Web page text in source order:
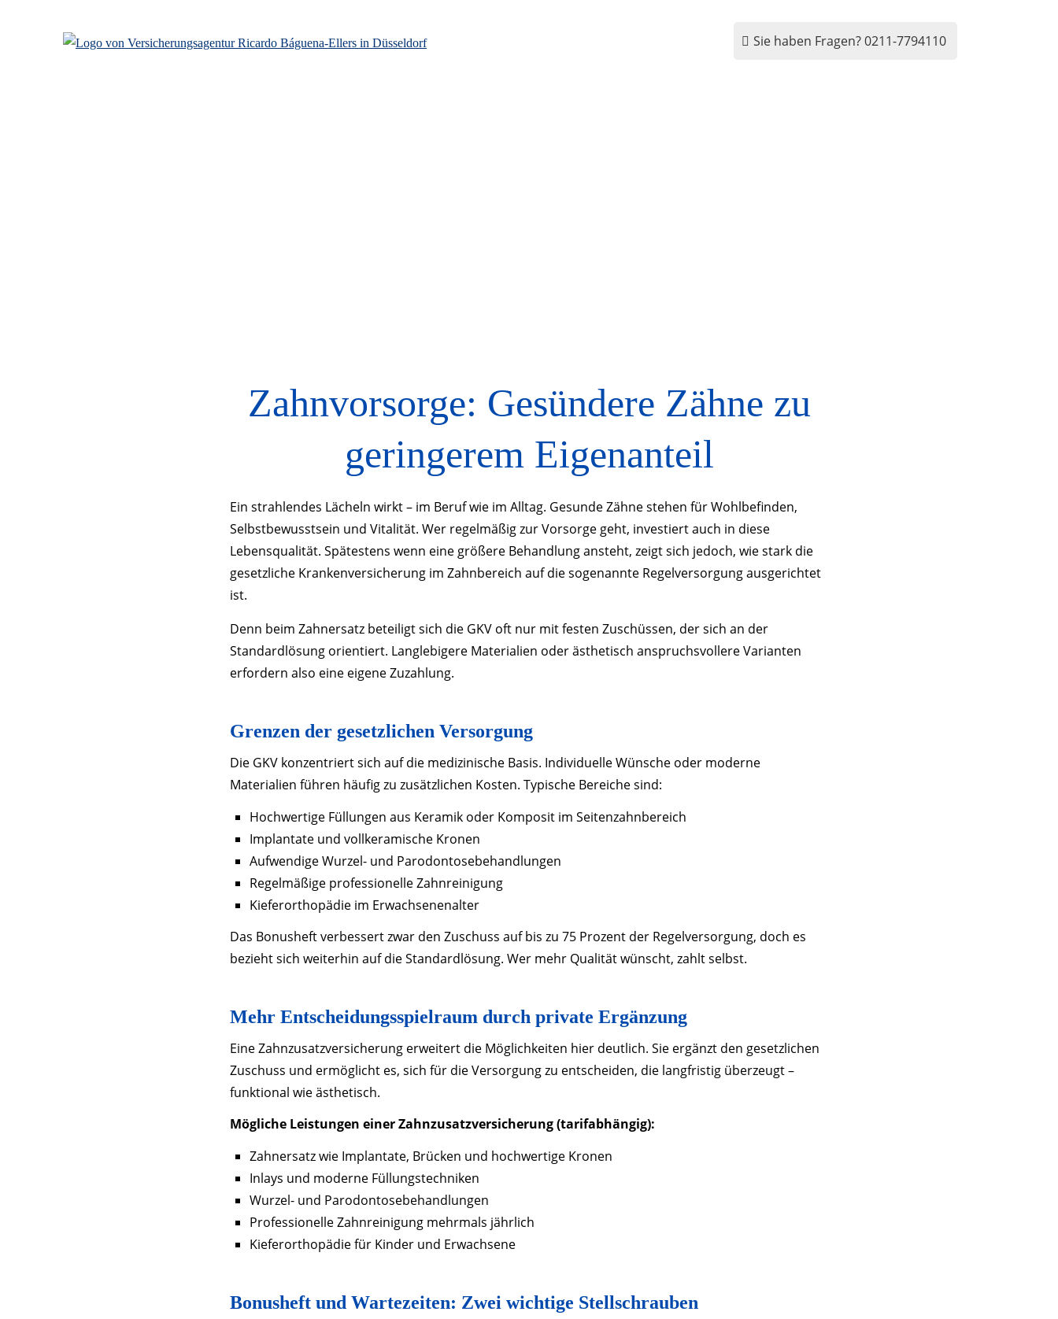
Sie haben Fragen?0211-7794110
Zahnvorsorge: Gesündere Zähne zu
geringerem Eigenanteil
Ein strahlendes Lächeln wirkt – im Beruf wie im Alltag. Gesunde Zähne stehen für Wohlbefinden,
Selbstbewusstsein und Vitalität. Wer regelmäßig zur Vorsorge geht, investiert auch in diese
Lebensqualität. Spätestens wenn eine größere Behandlung ansteht, zeigt sich jedoch, wie stark die
gesetzliche Krankenversicherung im Zahnbereich auf die sogenannte Regelversorgung ausgerichtet
ist.
Denn beim Zahnersatz beteiligt sich die GKV oft nur mit festen Zuschüssen, der sich an der
Standardlösung orientiert. Langlebigere Materialien oder ästhetisch anspruchsvollere Varianten
erfordern also eine eigene Zuzahlung.
Grenzen der gesetzlichen Versorgung
Die GKV konzentriert sich auf die medizinische Basis. Individuelle Wünsche oder moderne
Materialien führen häufig zu zusätzlichen Kosten. Typische Bereiche sind:
Hochwertige Füllungen aus Keramik oder Komposit im Seitenzahnbereich
Implantate und vollkeramische Kronen
Aufwendige Wurzel- und Parodontosebehandlungen
Regelmäßige professionelle Zahnreinigung
Kieferorthopädie im Erwachsenenalter
Das Bonusheft verbessert zwar den Zuschuss auf bis zu 75 Prozent der Regelversorgung, doch es
bezieht sich weiterhin auf die Standardlösung. Wer mehr Qualität wünscht, zahlt selbst.
Mehr Entscheidungsspielraum durch private Ergänzung
Eine Zahnzusatzversicherung erweitert die Möglichkeiten hier deutlich. Sie ergänzt den gesetzlichen
Zuschuss und ermöglicht es, sich für die Versorgung zu entscheiden, die langfristig überzeugt –
funktional wie ästhetisch.
Mögliche Leistungen einer Zahnzusatzversicherung (tarifabhängig):
Zahnersatz wie Implantate, Brücken und hochwertige Kronen
Inlays und moderne Füllungstechniken
Wurzel- und Parodontosebehandlungen
Professionelle Zahnreinigung mehrmals jährlich
Kieferorthopädie für Kinder und Erwachsene
Bonusheft und Wartezeiten: Zwei wichtige Stellschrauben